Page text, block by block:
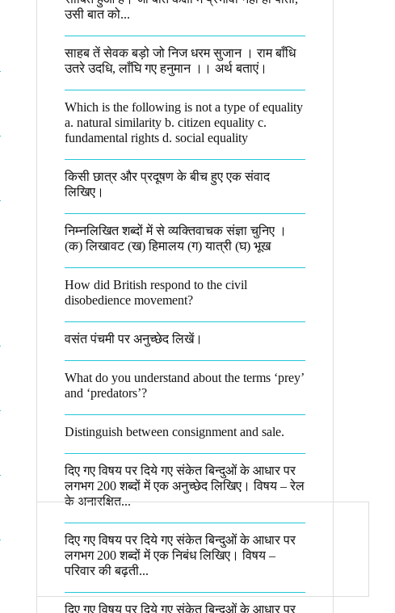
उसी बात को...
साहब तें सेवक बड़ो जो निज धरम सुजान । राम बाँधि
उतरे उदधि, लाँघि गए हनुमान ।।​ अर्थ बताएं।
Which is the following is not a type of equality
a. natural similarity b. citizen equality c.
fundamental rights d. social equality​
किसी छात्र और प्रदूषण के बीच हुए एक संवाद
लिखिए।​
निम्नलिखित शब्दों में से व्यक्तिवाचक संज्ञा चुनिए ।
(क) लिखावट (ख) हिमालय (ग) यात्री (घ) भूख​
How did British respond to the civil
disobedience movement?
वसंत पंचमी पर अनुच्छेद लिखें।
What do you understand about the terms ‘prey’
and ‘predators’?​
Distinguish between consignment and sale.
दिए गए विषय पर दिये गए संकेत बिन्दुओं के आधार पर
लगभग 200 शब्दों में एक अनुच्छेद लिखिए। विषय – रेल
के अनारक्षित...
दिए गए विषय पर दिये गए संकेत बिन्दुओं के आधार पर
लगभग 200 शब्दों में एक निबंध लिखिए। विषय –
परिवार की बढ़ती...
दिए गए विषय पर दिये गए संकेत बिन्दुओं के आधार पर